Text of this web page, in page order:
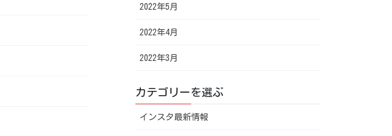
2022年5月
2022年4月
2022年3月
カテゴリーを選ぶ
インスタ最新情報